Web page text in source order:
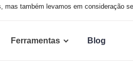
também levamos em consideração
Ferramentas Blog